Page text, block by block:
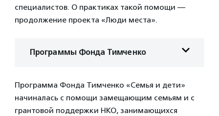
специалистов. О практиках такой помощи —
продолжение проекта «Люди места».
Программы Фонда Тимченко
Программа Фонда Тимченко «Семья и дети»
начиналась с помощи замещающим семьям и с
грантовой поддержки НКО, занимающихся